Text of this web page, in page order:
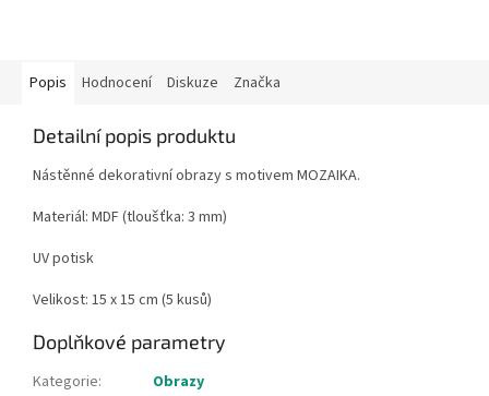
Popis Hodnocení Diskuze Značka
Detailní popis produktu
Nástěnné dekorativní obrazy s motivem MOZAIKA.
Materiál: MDF (tloušťka: 3 mm)
UV potisk
Velikost: 15 x 15 cm (5 kusů)
Doplňkové parametry
Kategorie:
Obrazy